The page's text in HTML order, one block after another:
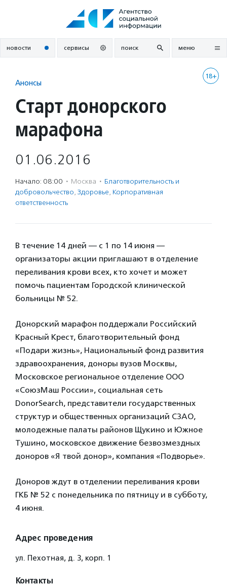
новости сервисы поиск меню
18+
Анонсы
Старт донорского
марафона
01.06.2016
Начало: 08:00 · Москва · Благотвори­тель­ность и
доброволь­чест­во, Здоровье, Корпоративная
ответственность
В течение 14 дней — с 1 по 14 июня —
организаторы акции приглашают в отделение
переливания крови всех, кто хочет и может
помочь пациентам Городской клинической
больницы № 52.
Донорский марафон поддержали Российский
Красный Крест, благотворительный фонд
«Подари жизнь», Национальный фонд развития
здравоохранения, доноры вузов Москвы,
Московское региональное отделение ООО
«СоюзМаш России», социальная сеть
DonorSearch, представители государственных
структур и общественных организаций СЗАО,
молодежные палаты районов Щукино и Южное
Тушино, московское движение безвозмездных
доноров «Я твой донор», компания «Подворье».
Доноров ждут в отделении переливания крови
ГКБ № 52 с понедельника по пятницу и в субботу,
4 июня.
Адрес проведения
ул. Пехотная, д. 3, корп. 1
Контакты